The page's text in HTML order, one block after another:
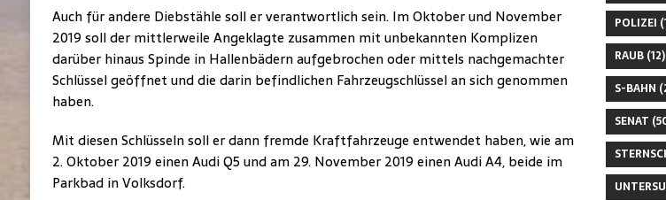
Auch für andere Diebstähle soll er verantwortlich sein. Im Oktober und November
2019 soll der mittlerweile Angeklagte zusammen mit unbekannten Komplizen
darüber hinaus Spinde in Hallenbädern aufgebrochen oder mittels nachgemachter
Schlüssel geöffnet und die darin befindlichen Fahrzeugschlüssel an sich genommen
haben.
Mit diesen Schlüsseln soll er dann fremde Kraftfahrzeuge entwendet haben, wie am
2. Oktober 2019 einen Audi Q5 und am 29. November 2019 einen Audi A4, beide im
Parkbad in Volksdorf.
POLIZEI
RAUB(12)
S-BAHN
SENAT